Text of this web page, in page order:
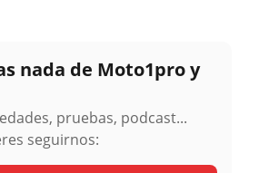
nada de Moto1pro y
pruebas, podcast...
seguirnos: